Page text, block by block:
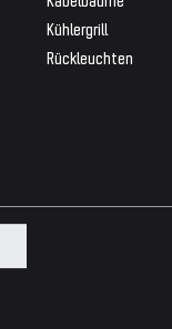
Kühlergrill
Rückleuchten